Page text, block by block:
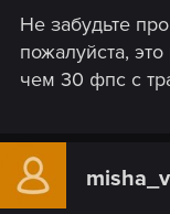
Не забудьте
пожалуйста,
чем 30 фпс с